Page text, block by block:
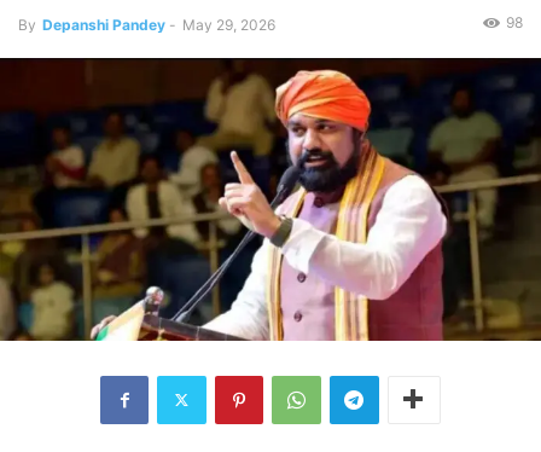
By Depanshi Pandey - May 29, 2026 98